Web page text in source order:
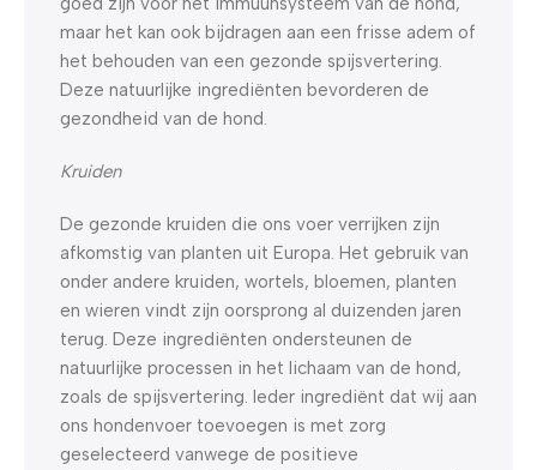
maar het kan ook bijdragen aan een frisse adem of
het behouden van een gezonde spijsvertering.
Deze natuurlijke ingrediënten bevorderen de
gezondheid van de hond.
Kruiden
De gezonde kruiden die ons voer verrijken zijn
afkomstig van planten uit Europa. Het gebruik van
onder andere kruiden, wortels, bloemen, planten
en wieren vindt zijn oorsprong al duizenden jaren
terug. Deze ingrediënten ondersteunen de
natuurlijke processen in het lichaam van de hond,
zoals de spijsvertering. Ieder ingrediënt dat wij aan
ons hondenvoer toevoegen is met zorg
geselecteerd vanwege de positieve